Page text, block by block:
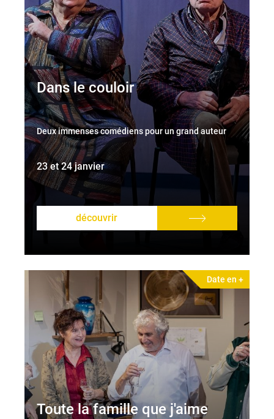
Dans le couloir
Deux immenses comédiens pour un grand auteur
23 et 24 janvier
découvrir
Date en +
Toute la famille que j'aime